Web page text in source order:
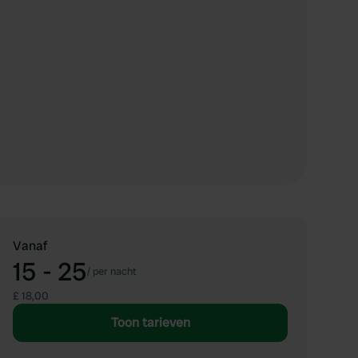
Vanaf
15 - 25/ per nacht
£ 18,00
Toon tarieven